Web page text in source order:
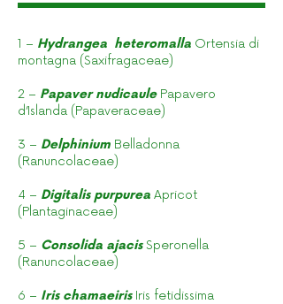
1 – Hydrangea heteromalla Ortensia di
montagna (Saxifragaceae)
2 – Papaver nudicaulePapavero
d’Islanda (Papaveraceae)
3 – Delphinium Belladonna
(Ranuncolaceae)
4 – Digitalis purpurea Apricot
(Plantaginaceae)
5 – Consolida ajacisSperonella
(Ranuncolaceae)
6 – Iris chamaeirisIris fetidissima